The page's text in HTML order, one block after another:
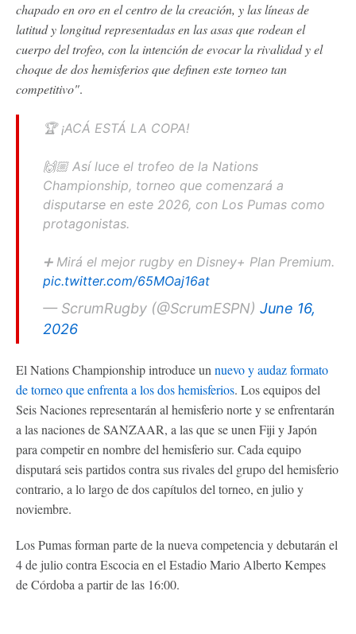
chapado en oro en el centro de la creación, y las líneas de
latitud y longitud representadas en las asas que rodean el
cuerpo del trofeo, con la intención de evocar la rivalidad y el
choque de dos hemisferios que definen este torneo tan
competitivo".
🏆 ¡ACÁ ESTÁ LA COPA!
🙌🏼 Así luce el trofeo de la Nations
Championship, torneo que comenzará a
disputarse en este 2026, con Los Pumas como
protagonistas.
➕ Mirá el mejor rugby en Disney+ Plan Premium.
pic.twitter.com/65MOaj16at
— ScrumRugby (@ScrumESPN) June 16,
2026
El Nations Championship introduce un nuevo y audaz formato
de torneo que enfrenta a los dos hemisferios. Los equipos del
Seis Naciones representarán al hemisferio norte y se enfrentarán
a las naciones de SANZAAR, a las que se unen Fiji y Japón
para competir en nombre del hemisferio sur. Cada equipo
disputará seis partidos contra sus rivales del grupo del hemisferio
contrario, a lo largo de dos capítulos del torneo, en julio y
noviembre.
Los Pumas forman parte de la nueva competencia y debutarán el
4 de julio contra Escocia en el Estadio Mario Alberto Kempes
de Córdoba a partir de las 16:00.